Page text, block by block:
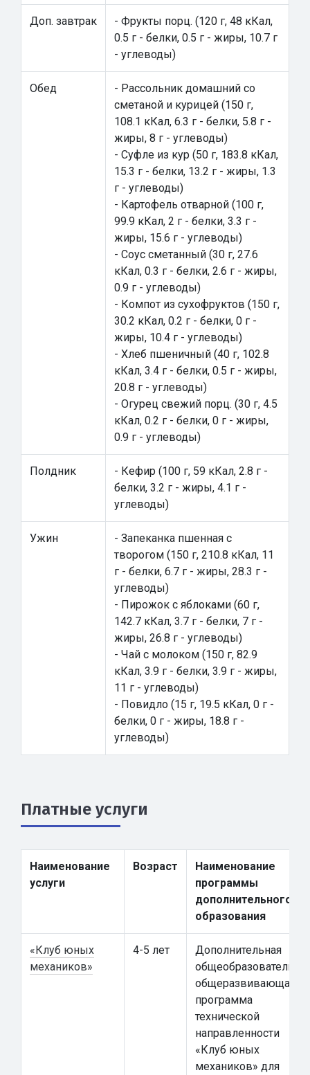
Доп. завтрак
- Фрукты порц. (120 г, 48 кКал,
0.5 г - белки, 0.5 г - жиры, 10.7 г
- углеводы)
Обед
- Рассольник домашний со
сметаной и курицей (150 г,
108.1 кКал, 6.3 г - белки, 5.8 г -
жиры, 8 г - углеводы)
- Суфле из кур (50 г, 183.8 кКал,
15.3 г - белки, 13.2 г - жиры, 1.3
г - углеводы)
- Картофель отварной (100 г,
99.9 кКал, 2 г - белки, 3.3 г -
жиры, 15.6 г - углеводы)
- Соус сметанный (30 г, 27.6
кКал, 0.3 г - белки, 2.6 г - жиры,
0.9 г - углеводы)
- Компот из сухофруктов (150 г,
30.2 кКал, 0.2 г - белки, 0 г -
жиры, 10.4 г - углеводы)
- Хлеб пшеничный (40 г, 102.8
кКал, 3.4 г - белки, 0.5 г - жиры,
20.8 г - углеводы)
- Огурец свежий порц. (30 г, 4.5
кКал, 0.2 г - белки, 0 г - жиры,
0.9 г - углеводы)
Полдник
- Кефир (100 г, 59 кКал, 2.8 г -
белки, 3.2 г - жиры, 4.1 г -
углеводы)
Ужин
- Запеканка пшенная с
творогом (150 г, 210.8 кКал, 11
г - белки, 6.7 г - жиры, 28.3 г -
углеводы)
- Пирожок с яблоками (60 г,
142.7 кКал, 3.7 г - белки, 7 г -
жиры, 26.8 г - углеводы)
- Чай с молоком (150 г, 82.9
кКал, 3.9 г - белки, 3.9 г - жиры,
11 г - углеводы)
- Повидло (15 г, 19.5 кКал, 0 г -
белки, 0 г - жиры, 18.8 г -
углеводы)
Платные услуги
Наименование
услуги
Возраст
Наименование
программы
дополнительного
образования
«Клуб юных
механиков»
4-5 лет
Дополнительная
общеразвивающая
программа
технической
направленности
«Клуб юных
механиков» для